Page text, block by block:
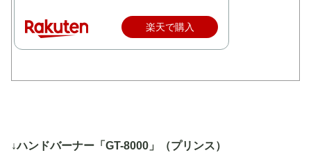
楽天で購入
↓ハンドバーナー「GT-8000」（プリンス）